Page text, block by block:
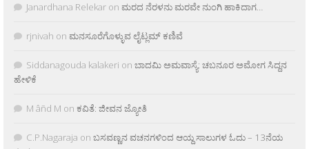
Janardhana Relekar on ಮರದ ನೆರಳನು ಮರವೇ ನುಂಗಿ ಹಾಕಿದಾಗ…
rjnivah on ಮನಸೂರೆಗೊಳ್ಳುವ ಲೈಟ್ಲಮ್ ಕಣಿವೆ
Siddanagouda kalakeri on ಬಾದಮಿ ಅಮವಾಸ್ಯೆ: ಚಬನೂರ ಅಮೋಗ ಸಿದ್ದನ
ಹೇಳಿಕೆ
M âñd M on ಕವಿತೆ: ಜೀವನ ಜ್ಯೋತಿ
C.P.Nagaraja on ಬಸವಣ್ಣನ ವಚನಗಳಿಂದ ಆಯ್ದ ಸಾಲುಗಳ ಓದು – 13ನೆಯ